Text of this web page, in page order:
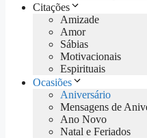
Citações
Amizade
Amor
Sábias
Motivacionais
Espirituais
Ocasiões
Aniversário
Mensagens de
Ano Novo
Natal e Feriados